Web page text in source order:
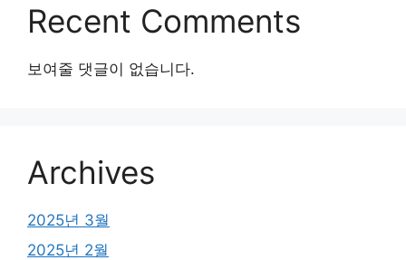
Recent Comments
보여줄 댓글이 없습니다.
Archives
2025년 3월
2025년 2월